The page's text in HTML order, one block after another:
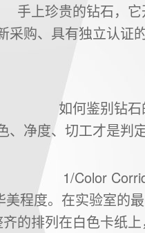
手上珍贵的钻石，它
采购、具有独立认证
如何鉴别钻石
、净度、切工才是判
1/Color
程度。在实验室的
的排列在白色卡纸